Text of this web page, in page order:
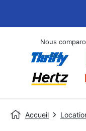
Nous
Accueil